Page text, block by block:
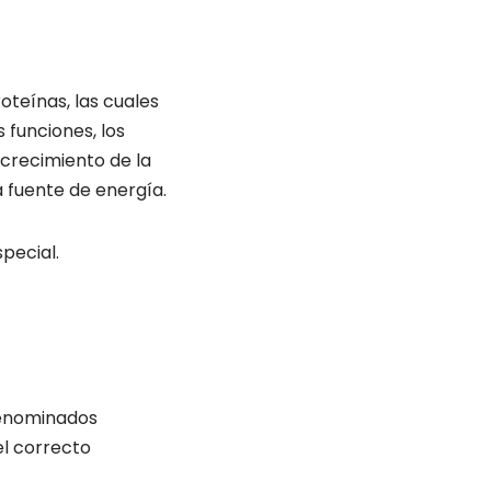
las cuales
los
de la
fuente de energía.
correcto